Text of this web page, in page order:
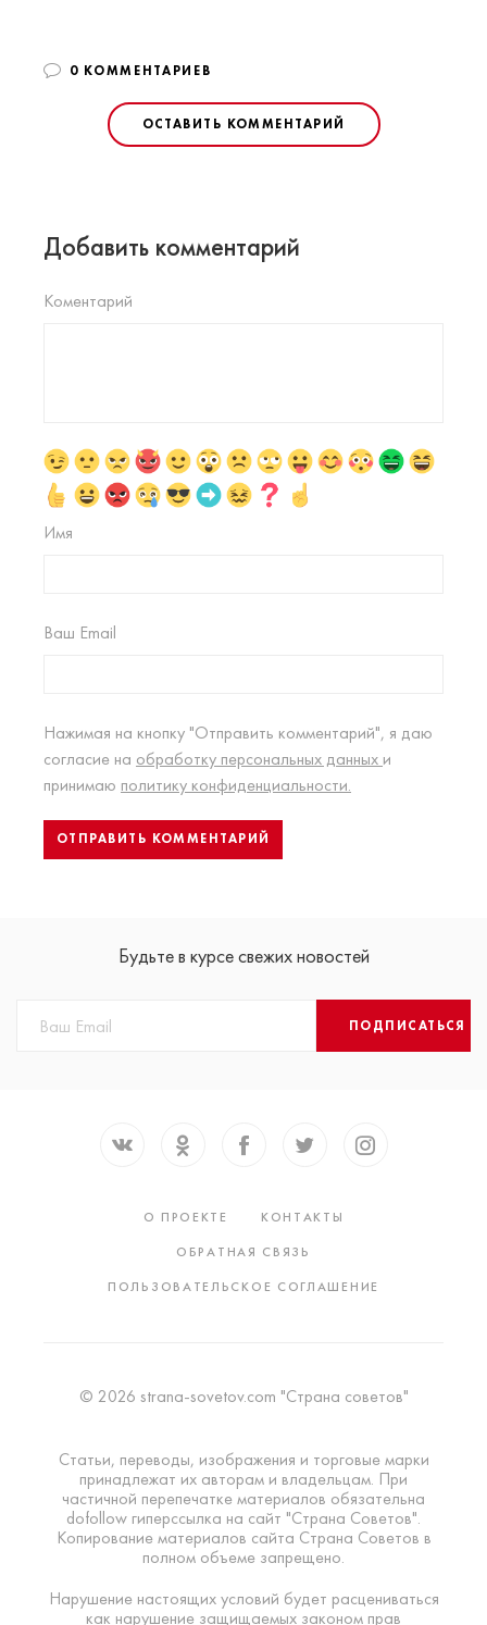
0 КОММЕНТАРИЕВ
ОСТАВИТЬ КОММЕНТАРИЙ
Добавить комментарий
Коментарий
Имя
Ваш Email
Нажимая на кнопку "Отправить комментарий", я даю
согласие на обработку персональных данных и
принимаю политику конфиденциальности.
Будьте в курсе свежих новостей
ПОДПИСАТЬСЯ
О ПРОЕКТЕ
КОНТАКТЫ
ОБРАТНАЯ СВЯЗЬ
ПОЛЬЗОВАТЕЛЬСКОЕ СОГЛАШЕНИЕ
© 2026 strana-sovetov.com "Страна советов"
Статьи, переводы, изображения и торговые марки
принадлежат их авторам и владельцам. При
частичной перепечатке материалов обязательна
dofollow гиперссылка на сайт "Страна Советов".
Копирование материалов сайта Страна Советов в
полном объеме запрещено.
Нарушение настоящих условий будет расцениваться
как нарушение защищаемых законом прав